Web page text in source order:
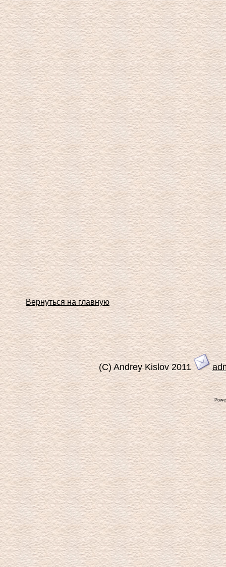
Вернуться на главную
(C) Andrey Kislov 2011